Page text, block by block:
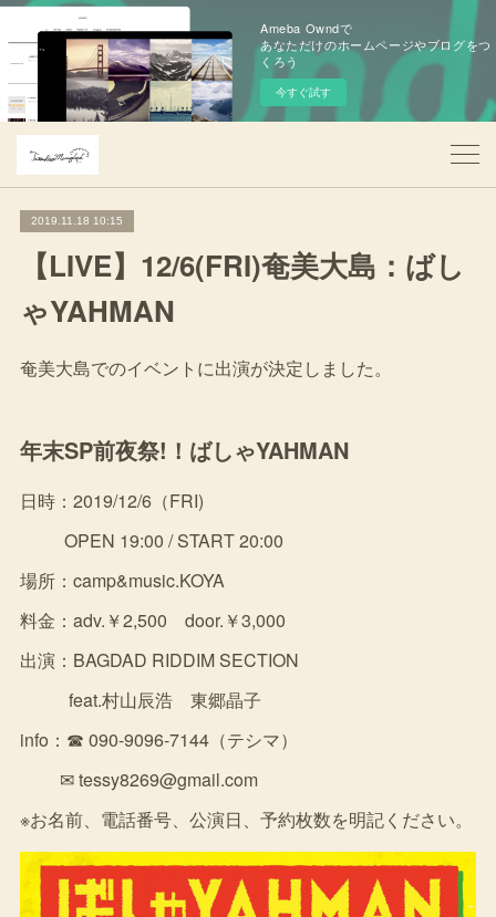
Ameba Owndで
あなただけのホームページやブログをつ
くろう
今すぐ試す
2019.11.18 10:15
【LIVE】12/6(FRI)奄美大島：ばし
ゃYAHMAN
奄美大島でのイベントに出演が決定しました。
年末SP前夜祭!！ばしゃYAHMAN
日時：2019/12/6（FRI)
OPEN 19:00 / START 20:00
場所：camp&music.KOYA
料金：adv.￥2,500 door.￥3,000
出演：BAGDAD RIDDIM SECTION
feat.村山辰浩 東郷晶子
info：☎ 090-9096-7144（テシマ）
✉ tessy8269@gmail.com
※お名前、電話番号、公演日、予約枚数を明記ください。